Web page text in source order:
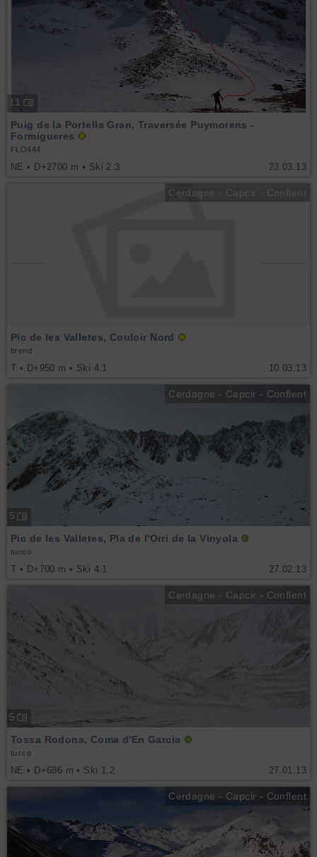
11
23.03.13
Puig de la Portella Gran, Traversée Puymorens -
Formigueres
FLO444
NE • D+2700 m • Ski 2.3
Cerdagne - Capcir - Conflent
10.03.13
Pic de les Valletes, Couloir Nord
brend
T • D+950 m • Ski 4.1
Cerdagne - Capcir - Conflent
5
27.02.13
Pic de les Valletes, Pla de l'Orri de la Vinyola
tucco
T • D+700 m • Ski 4.1
Cerdagne - Capcir - Conflent
5
27.01.13
Tossa Rodona, Coma d'En Garcia
tucco
NE • D+686 m • Ski 1.2
Cerdagne - Capcir - Conflent